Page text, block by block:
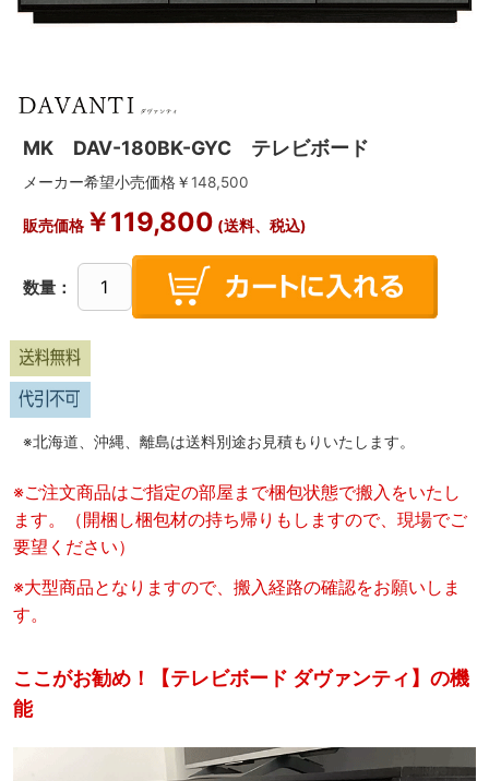
MK DAV-180BK-GYC テレビボード
メーカー希望小売価格￥148,500
販売価格￥119,800 (送料、税込)
数量：
※北海道、沖縄、離島は送料別途お見積もりいたします。
※ご注文商品はご指定の部屋まで梱包状態で搬入をいたし
ます。（開梱し梱包材の持ち帰りもしますので、現場でご
要望ください）
※大型商品となりますので、搬入経路の確認をお願いしま
す。
ここがお勧め！【テレビボード ダヴァンティ】の機
能